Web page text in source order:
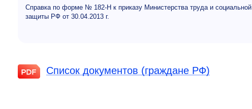
Справка по форме № 182-Н к приказу Министерства труда и социальной
защиты РФ от 30.04.2013 г.
Список документов (граждане РФ)